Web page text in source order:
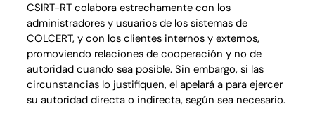
CSIRT-RT colabora estrechamente con los
administradores y usuarios de los sistemas de
COLCERT, y con los clientes internos y externos,
promoviendo relaciones de cooperación y no de
autoridad cuando sea posible. Sin embargo, si las
circunstancias lo justifiquen, el apelará a para ejercer
su autoridad directa o indirecta, según sea necesario.